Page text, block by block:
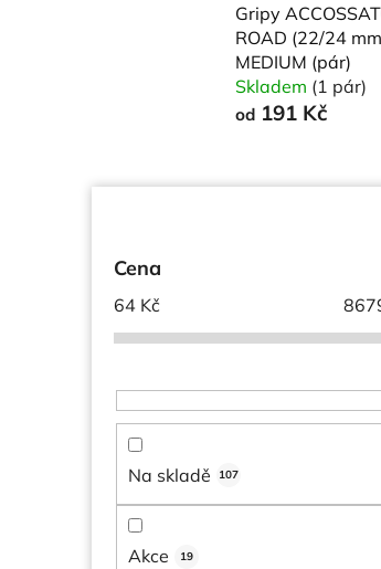
Gripy
ROAD (22/24
MEDIUM (pár)
Skladem (1 pár)
od 191 Kč
Cena
64 Kč
Na skladě 107
Akce 19